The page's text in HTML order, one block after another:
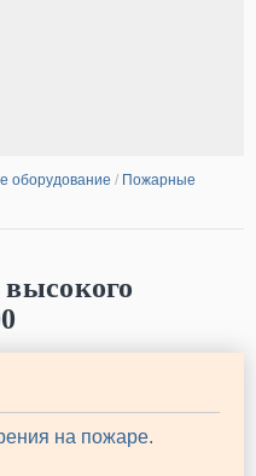
оборудование / Пожарные
на пожаре.